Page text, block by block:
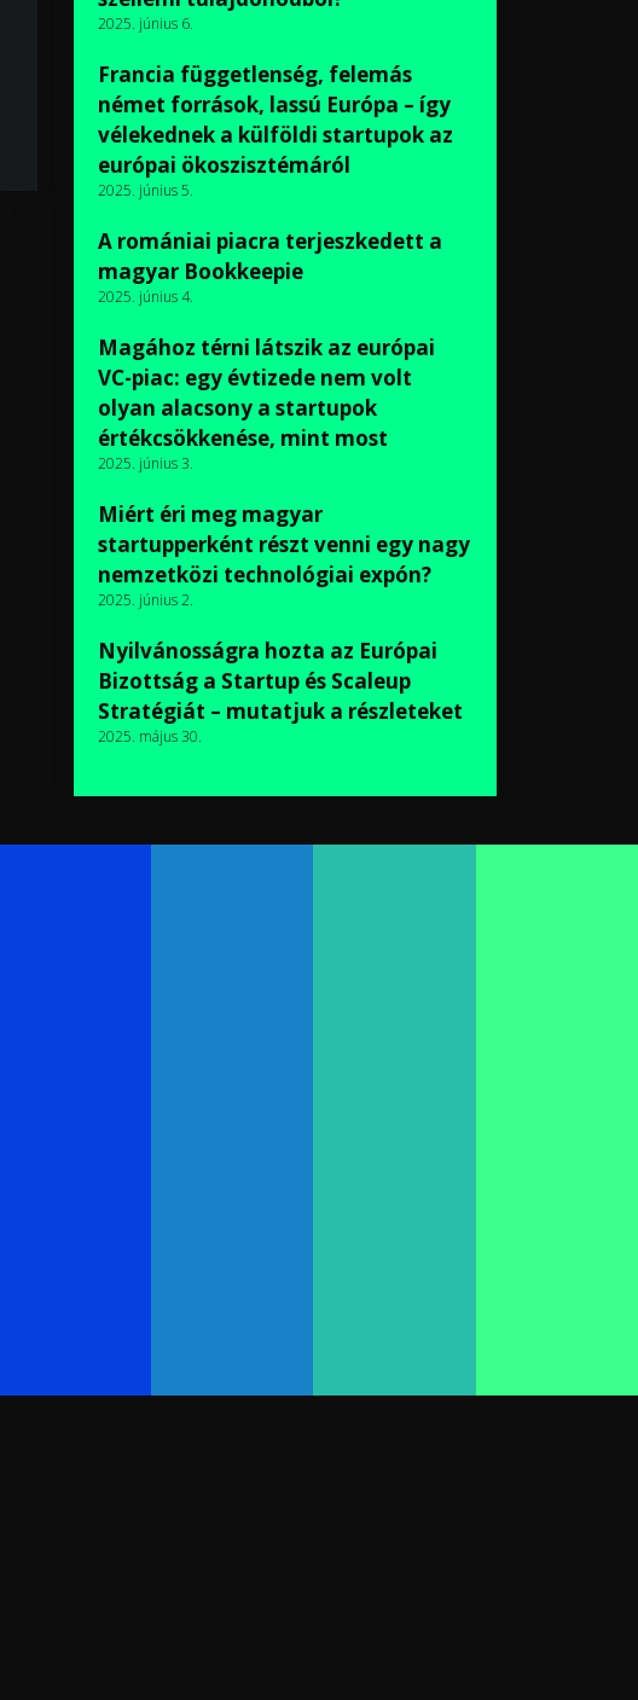
2025. június 6.
Francia függetlenség, felemás
német források, lassú Európa – így
vélekednek a külföldi startupok az
európai ökoszisztémáról
2025. június 5.
A romániai piacra terjeszkedett a
magyar Bookkeepie
2025. június 4.
Magához térni látszik az európai
VC-piac: egy évtizede nem volt
olyan alacsony a startupok
értékcsökkenése, mint most
2025. június 3.
Miért éri meg magyar
startupperként részt venni egy nagy
nemzetközi technológiai expón?
2025. június 2.
Nyilvánosságra hozta az Európai
Bizottság a Startup és Scaleup
Stratégiát – mutatjuk a részleteket
2025. május 30.